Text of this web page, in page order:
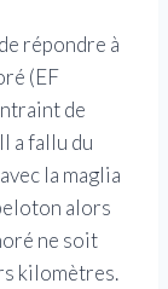
répondre à
(EF
de
a fallu du
la maglia
alors
ne soit
kilomètres.